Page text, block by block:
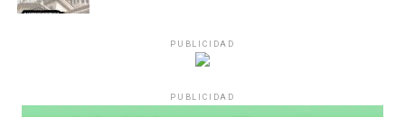
PUBLICIDAD
PUBLICIDAD